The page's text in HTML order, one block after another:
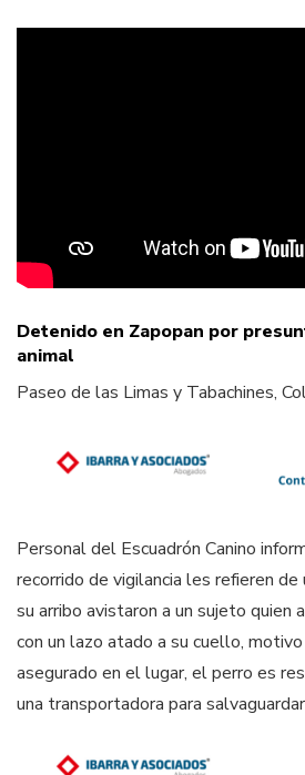
Detenido en Zapopan por
animal
Paseo de las Limas y Tabachines,
Personal del Escuadrón Canino
recorrido de vigilancia les refieren
su arribo avistaron a un sujeto quien
con un lazo atado a su cuello,
asegurado en el lugar, el perro es
una transportadora para